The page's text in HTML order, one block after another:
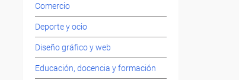
Comercio
Deporte y ocio
Diseño gráfico y web
Educación, docencia y formación